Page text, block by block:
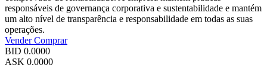
responsáveis de governança corporativa e sustentabilidade e mantém
um alto nível de transparência e responsabilidade em todas as suas
operações.
VenderComprar
BID 0.0000
ASK 0.0000